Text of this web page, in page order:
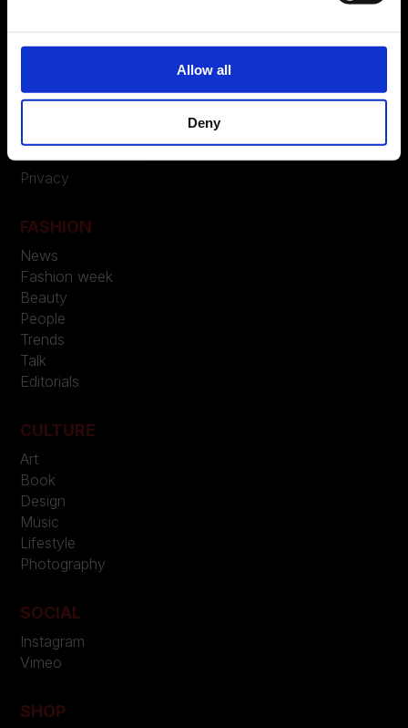
Allow all
Deny
ABOUT US
Contatti
LEGAL
Privacy
FASHION
News
Fashion week
Beauty
People
Trends
Talk
Editorials
CULTURE
Art
Book
Design
Music
Lifestyle
Photography
SOCIAL
Instagram
Vimeo
SHOP